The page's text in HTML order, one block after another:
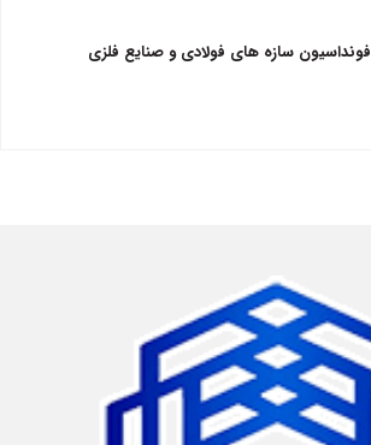
فونداسیون سازه های فولادی و صنایع فلزی